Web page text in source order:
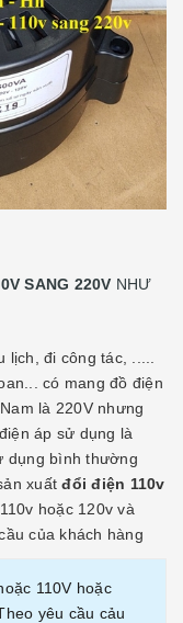
SANG 220V NHƯ
đi công tác, .....
có mang đồ điện
là 220V nhưng
áp sử dụng là
dụng bình thường
xuấtđổi điện 110v
hoặc 120v và
của khách hàng
110V hoặc
yêu cầu cảu